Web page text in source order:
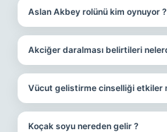
Aslan Akbey rolünü kim oynuyor ?
Akciğer daralması belirtileri
Vücut gelistirme cinselliği etkiler
Koçak soyu nereden gelir ?